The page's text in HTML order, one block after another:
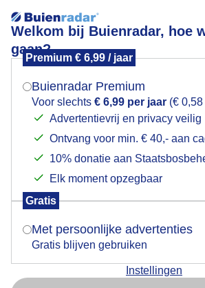
Welkom bij Buienradar, hoe
gaan?
Premium € 6,99 / jaar
Buienradar Premium
Voor slechts € 6,99 per jaar (€
Advertentievrij en privacy veilig
Ontvang voor min. € 40,- aan
10% donatie aan
Elk moment opzegbaar
Gratis
Met persoonlijke advertenties
Gratis blijven gebruiken
Instellingen
Froggensee in zuid Duitsland
Mogen we je locatie
Indien je hier nog geen akkoord
verschijnt er zo een pop-up uit je
Is goed, toon de
Nu niet, misschien